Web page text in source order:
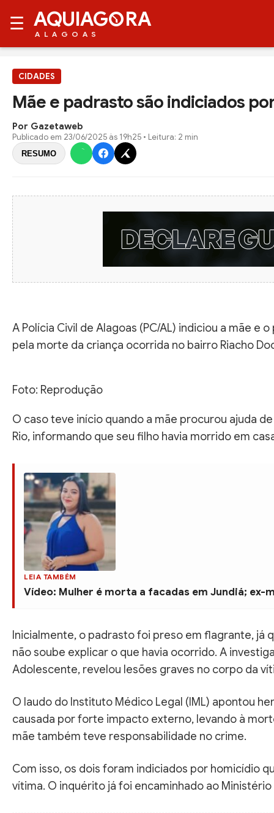
☰ AQUIAG RA
ALAGOAS
CIDADES
Mãe e padrasto são indiciados
Por Gazetaweb
Publicado em 23/06/2025 às 19h25 • Leitura: 2 min
RESUMO
A Polícia Civil de Alagoas (PC/AL) indiciou a mãe e
pela morte da criança ocorrida no bairro Riacho
Foto: Reprodução
O caso teve início quando a mãe procurou ajuda
Rio, informando que seu filho havia morrido em
LEIA TAMBÉM
Vídeo: Mulher é morta a facadas em Jundiá;
Inicialmente, o padrasto foi preso em flagrante, já
não soube explicar o que havia ocorrido. A
Adolescente, revelou lesões graves no corpo da
O laudo do Instituto Médico Legal (IML) apontou
causada por forte impacto externo, levando à
mãe também teve responsabilidade no crime.
Com isso, os dois foram indiciados por homicídio
vítima. O inquérito já foi encaminhado ao